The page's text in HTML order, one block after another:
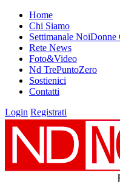
Home
Chi Siamo
Settimanale NoiDonne
Rete News
Foto&Video
Nd TrePuntoZero
Sostienici
Contatti
Login Registrati